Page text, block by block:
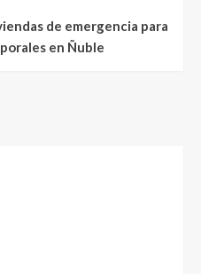
de emergencia para
en Ñuble